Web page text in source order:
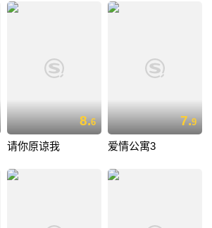
8.6
请你原谅我
7.9
爱情公寓3